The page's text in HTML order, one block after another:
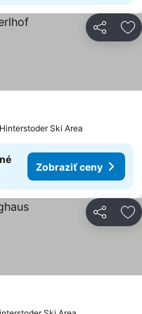
Zdieľať
Ski Area
Zobraziť ceny
Zdieľať